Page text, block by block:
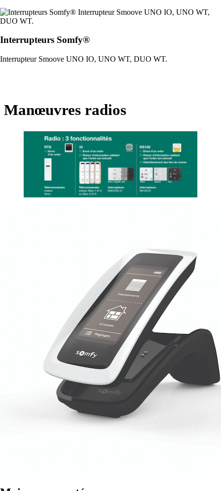
Interrupteurs Somfy®
Interrupteur Smoove UNO IO, UNO WT, DUO WT.
Manœuvres radios